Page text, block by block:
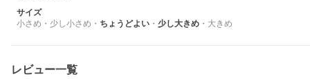
サイズ
小さめ ・ 少し小さめ ・ ちょうどよい ・ 少し大きめ ・ 大きめ
レビュー一覧